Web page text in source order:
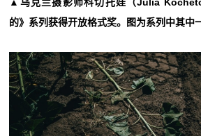
▲乌克兰摄影师科切托娃（Julia
的》系列获得开放格式奖。图为系列中其中